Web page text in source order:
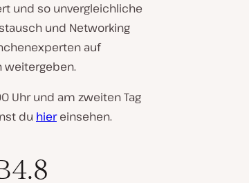
und so unvergleichliche
und Networking
auf
weitergeben.
Uhr und am zweiten Tag
du hiereinsehen.